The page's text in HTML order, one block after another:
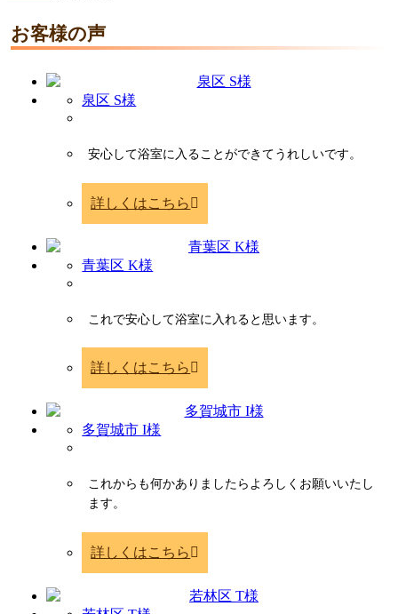
お客様の声
泉区 S様
安心して浴室に入ることができてうれしいです。
詳しくはこちら
青葉区 K様
これで安心して浴室に入れると思います。
詳しくはこちら
多賀城市 I様
これからも何かありましたらよろしくお願いいたし
ます。
詳しくはこちら